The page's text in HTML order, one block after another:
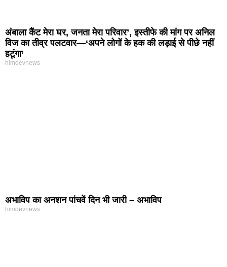
अंबाला कैंट मेरा घर, जनता मेरा परिवार’, इस्तीफे की मांग पर अनिल
विज का तीव्र पलटवार—‘अपने लोगों के हक की लड़ाई से पीछे नहीं
हटूंगा’
himdevnews
अभाविप का अनशन पांचवें दिन भी जारी – अभाविप
himdevnews